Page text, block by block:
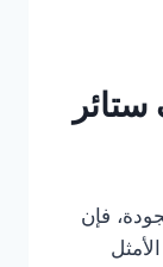
فإن